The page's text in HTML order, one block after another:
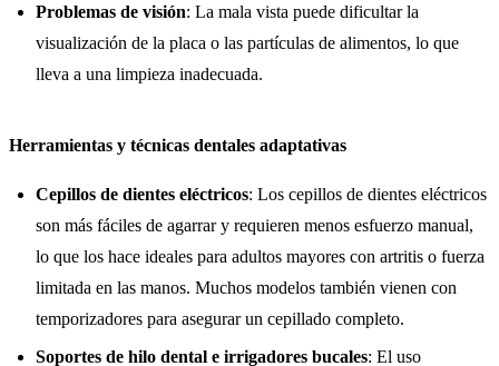
Problemas de visión: La mala vista puede dificultar la
visualización de la placa o las partículas de alimentos, lo que
lleva a una limpieza inadecuada.
Herramientas y técnicas dentales adaptativas
Cepillos de dientes eléctricos: Los cepillos de dientes eléctricos
son más fáciles de agarrar y requieren menos esfuerzo manual,
lo que los hace ideales para adultos mayores con artritis o fuerza
limitada en las manos. Muchos modelos también vienen con
temporizadores para asegurar un cepillado completo.
Soportes de hilo dental e irrigadores bucales: El uso